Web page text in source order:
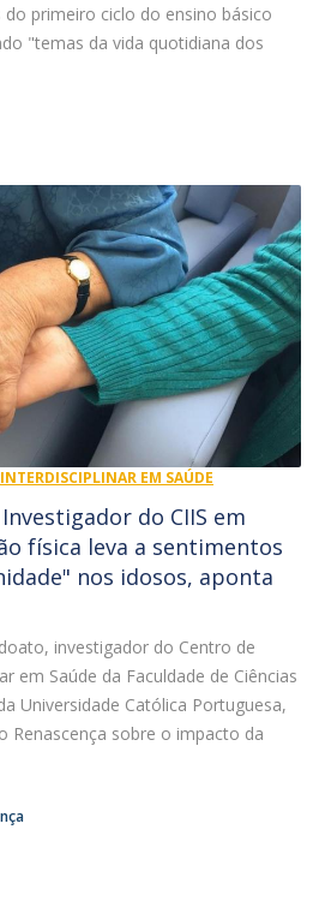
primeiro ciclo do ensino básico
"temas da vida quotidiana dos
EM SAÚDE
do CIIS em
física leva a sentimentos
nos idosos, aponta
investigador do Centro de
em Saúde da Faculdade de Ciências
Universidade Católica Portuguesa,
Renascença sobre o impacto da